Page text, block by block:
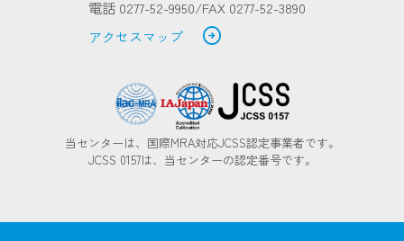
電話 0277-52-9950/FAX 0277-52-3890
アクセスマップ
arrow_circle_right
当センターは、国際MRA対応JCSS認定事業者です。
JCSS 0157は、当センターの認定番号です。